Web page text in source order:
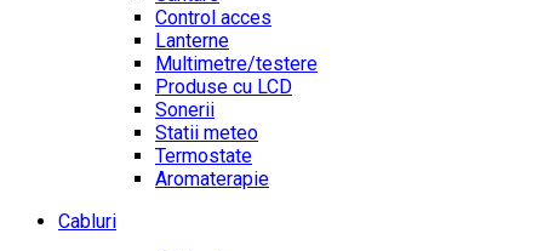
Control acces
Lanterne
Multimetre/testere
Produse cu LCD
Sonerii
Statii meteo
Termostate
Aromaterapie
Cabluri